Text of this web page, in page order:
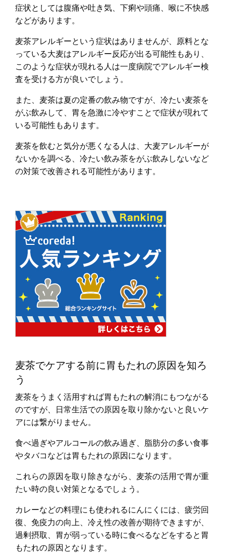
症状としては腹痛や吐き気、下痢や頭痛、喉に不快感
などがあります。
麦茶アレルギーという症状はありませんが、原料とな
っている大麦はアレルギー反応が出る可能性もあり、
このような症状が現れる人は一度病院でアレルギー検
査を受ける方が良いでしょう。
また、麦茶は夏の定番の飲み物ですが、冷たい麦茶を
がぶ飲みして、胃を急激に冷やすことで症状が現れて
いる可能性もあります。
麦茶を飲むと気分が悪くなる人は、大麦アレルギーが
ないかを調べる、冷たい飲み茶をがぶ飲みしないなど
の対策で改善される可能性があります。
麦茶でケアする前に胃もたれの原因を知ろ
う
麦茶をうまく活用すれば胃もたれの解消にもつながる
のですが、日常生活での原因を取り除かないと良いケ
アには繋がりません。
食べ過ぎやアルコールの飲み過ぎ、脂肪分の多い食事
やタバコなどは胃もたれの原因になります。
これらの原因を取り除きながら、麦茶の活用で胃が重
たい時の良い対策となるでしょう。
カレーなどの料理にも使われるにんにくには、疲労回
復、免疫力の向上、冷え性の改善が期待できますが、
過剰摂取、胃が弱っている時に食べるなどをすると胃
もたれの原因となります。